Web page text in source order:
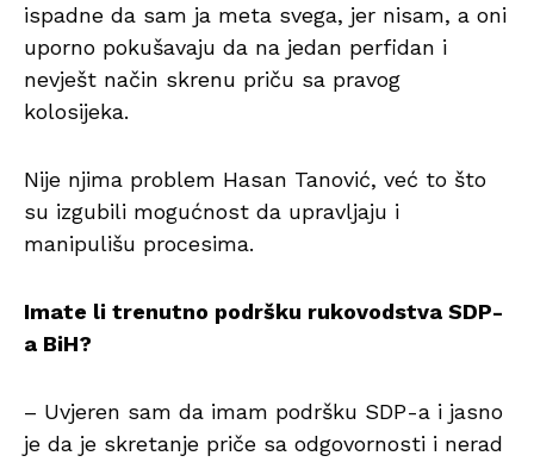
ispadne da sam ja meta svega, jer nisam, a oni
uporno pokušavaju da na jedan perfidan i
nevješt način skrenu priču sa pravog
kolosijeka.
Nije njima problem Hasan Tanović, već to što
su izgubili mogućnost da upravljaju i
manipulišu procesima.
Imate li trenutno podršku rukovodstva SDP-
a BiH?
– Uvjeren sam da imam podršku SDP-a i jasno
je da je skretanje priče sa odgovornosti i nerad